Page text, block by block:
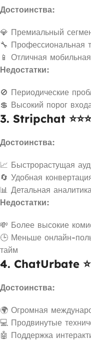
Достоинства:
💎 Премиальный
🔧 Профессиональная
📱 Отличная
Недостатки:
🚫 Периодические
💲 Высокий порог
3. Stripchat
Достоинства:
📈 Быстрорастущая
🔄 Удобная
📊 Детальная
Недостатки:
💸 Более высокие
🕒 Меньше онлайн-
тайм
4. ChatUrbate
Достоинства:
🌍 Огромная
💻 Продвинутые
🤖 Поддержка